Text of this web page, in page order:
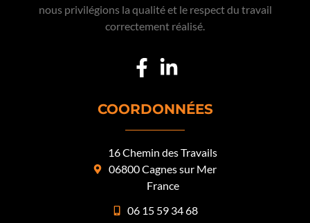
nous privilégions la qualité et le respect du travail
correctement réalisé.
COORDONNÉES
16 Chemin des Travails
06800 Cagnes sur Mer
France
06 15 59 34 68